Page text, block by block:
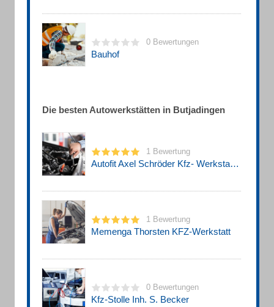
0 Bewertungen
Bauhof
Die besten Autowerkstätten in Butjadingen
1 Bewertung
Autofit Axel Schröder Kfz- Werkstatt, Volkswagen, Tankstelle
1 Bewertung
Memenga Thorsten KFZ-Werkstatt
0 Bewertungen
Kfz-Stolle Inh. S. Becker